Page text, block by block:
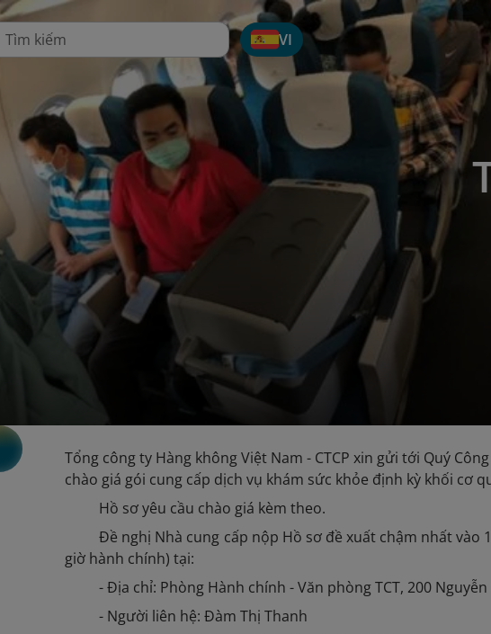
VI
Tổng công ty Hàng không Việt Nam - CTCP xin gửi tới Quý
chào giá gói cung cấp dịch vụ khám sức khỏe định kỳ khối cơ
Hồ sơ yêu cầu chào giá kèm theo.
Đề nghị Nhà cung cấp nộp Hồ sơ đề xuất chậm nhất vào
giờ hành chính) tại:
- Địa chỉ: Phòng Hành chính - Văn phòng TCT, 200
- Người liên hệ: Đàm Thị Thanh